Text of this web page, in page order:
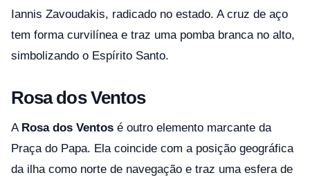
Iannis Zavoudakis, radicado no estado. A cruz de aço
tem forma curvilínea e traz uma pomba branca no alto,
simbolizando o Espírito Santo.
Rosa dos Ventos
A Rosa dos Ventos é outro elemento marcante da
Praça do Papa. Ela coincide com a posição geográfica
da ilha como norte de navegação e traz uma esfera de